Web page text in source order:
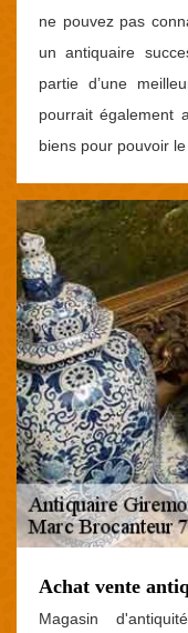
ne pouvez pas
un antiquaire
partie d’une
pourrait également
biens pour pouvoir
Achat vente
Magasin